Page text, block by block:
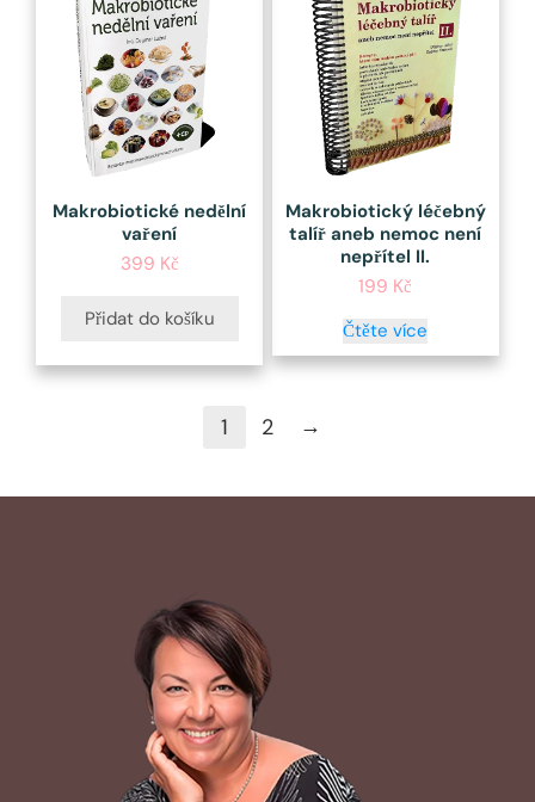
Makrobiotické nedělní
vaření
399 Kč
Přidat do košíku
Makrobiotický léčebný
talíř aneb nemoc není
nepřítel II.
199 Kč
Čtěte více
1 2 →